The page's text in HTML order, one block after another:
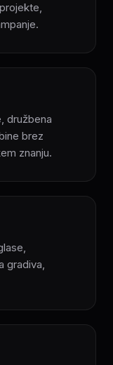
družbena
brez
znanju.
gradiva,